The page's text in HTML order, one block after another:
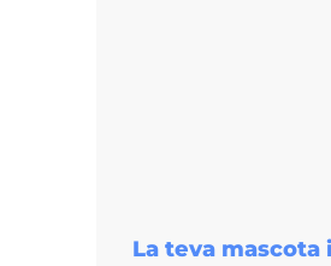
La teva mascota